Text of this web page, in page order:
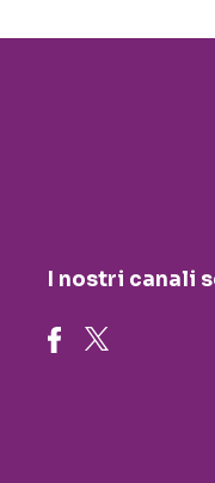
I nostri canali